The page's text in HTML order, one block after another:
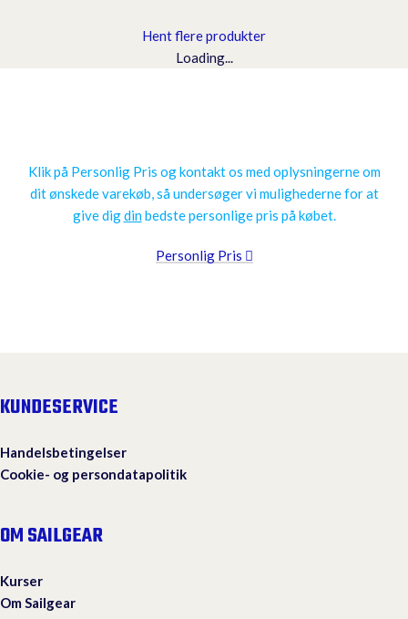
Hent flere produkter
Loading...
Klik på Personlig Pris og kontakt os med oplysningerne om
dit ønskede varekøb, så undersøger vi mulighederne for at
give digdinbedste personlige pris på købet.
Personlig Pris
KUNDESERVICE
Handelsbetingelser
Cookie- og persondatapolitik
OM SAILGEAR
Kurser
Om Sailgear